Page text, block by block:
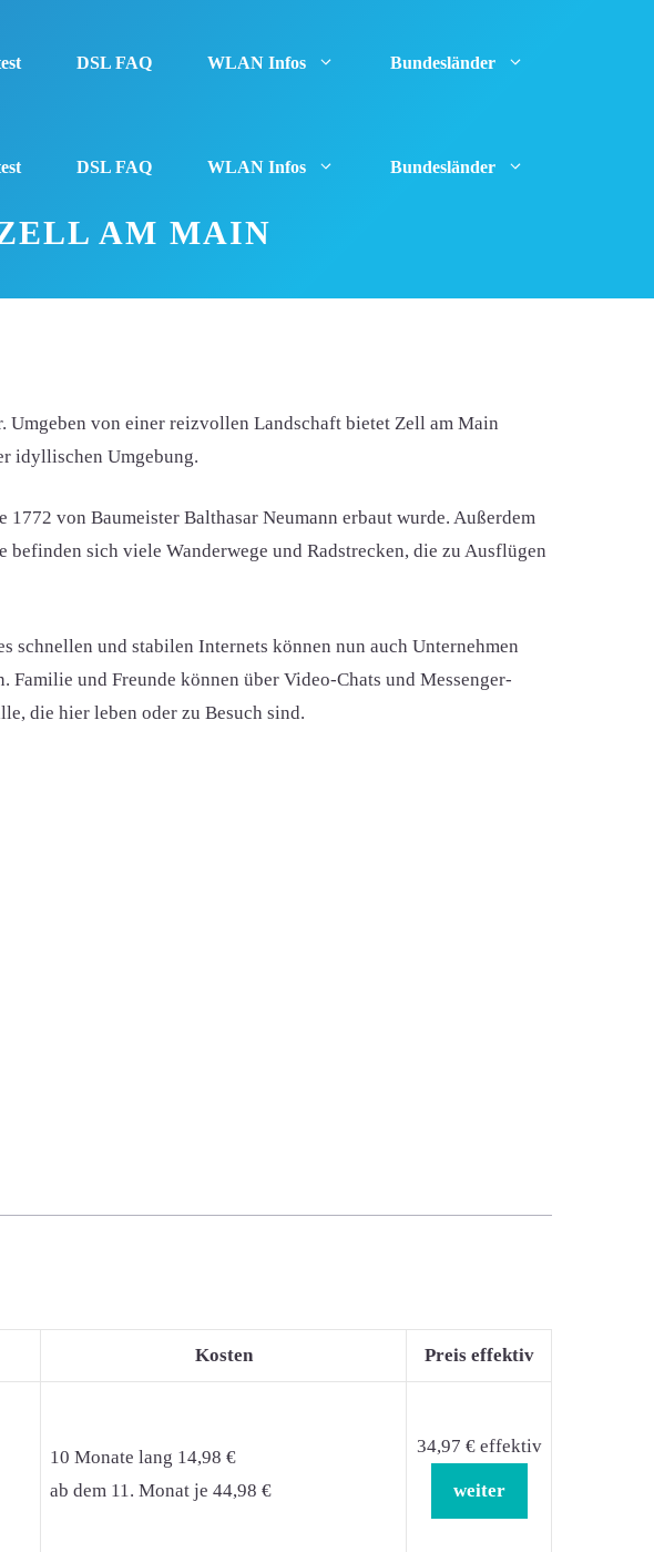
DSL FAQ WLAN Infos Bundesländer
DSL FAQ WLAN Infos Bundesländer
AM MAIN
von einer reizvollen Landschaft bietet Zell am Main
idyllischen Umgebung.
von Baumeister Balthasar Neumann erbaut wurde. Außerdem
sich viele Wanderwege und Radstrecken, die zu Ausflügen
schnellen und stabilen Internets können nun auch Unternehmen
und Freunde können über Video-Chats und Messenger-
die hier leben oder zu Besuch sind.
Kosten Preis effektiv
10 Monate lang 14,98 €
ab dem 11. Monat je 44,98 €
34,97 € effektiv
weiter